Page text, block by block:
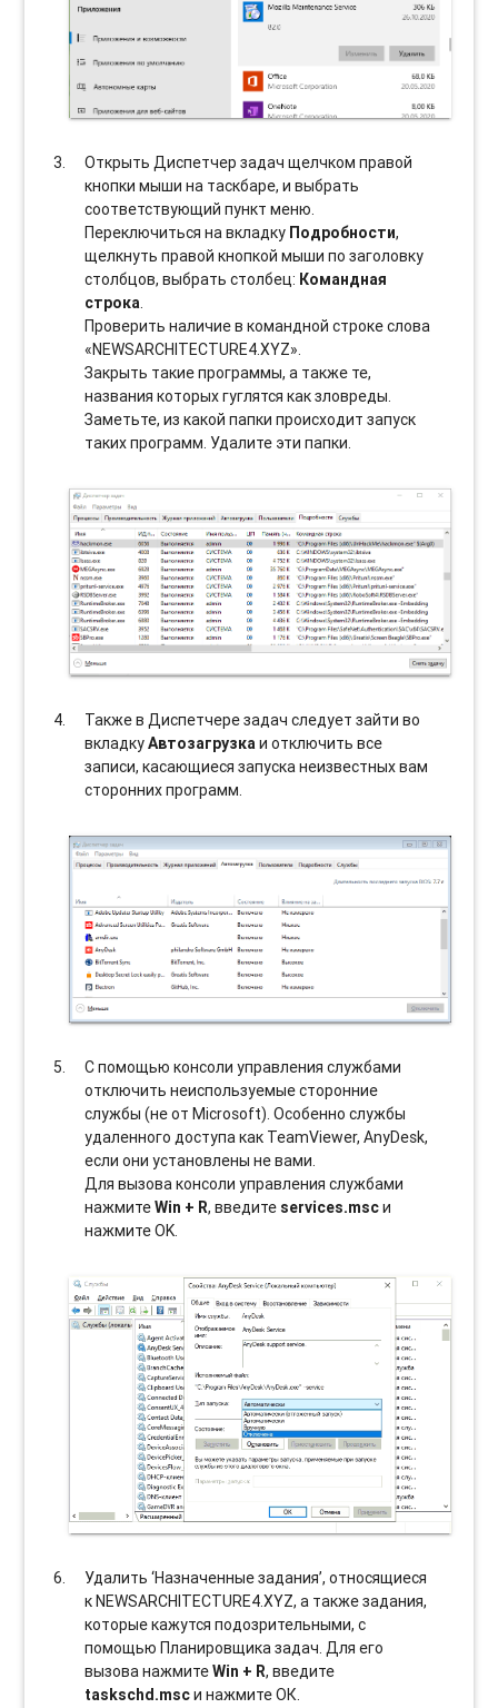
Открыть Диспетчер задач щелчком правой
кнопки мыши на таскбаре, и выбрать
соотвeтствующий пункт меню.
Переключиться на вкладку Подробности,
щелкнуть правой кнопкой мыши по заголовку
столбцов, выбрать столбец: Командная
строка.
Проверить наличие в командной строке слова
«NEWSARCHITECTURE4.XYZ».
Закрыть такие программы, а также те,
названия которых гуглятся как зловреды.
Заметьте, из какой папки происходит запуск
таких программ. Удалите эти папки.
Также в Диспетчере задач следует зайти во
вкладкуАвтозагрузкаи отключить все
записи, касающиеся запуска неизвестных вам
сторонних программ.
С помощью консоли управления службами
отключить неиспользуемые сторонние
службы (не от Microsoft). Особенно службы
удаленного доступа как TeamViewer, AnyDesk,
если они установлены не вами.
Для вызова консоли управления службами
нажмитеWin + R, введите services.mscи
нажмите OK.
Удалить ‘Назначенные задания’, относящиеся
к NEWSARCHITECTURE4.XYZ, а также задания,
которые кажутся подозрительными, с
помощью Планировщика задач. Для его
вызова нажмитеWin + R, введите
taskschd.mscи нажмите ОК.